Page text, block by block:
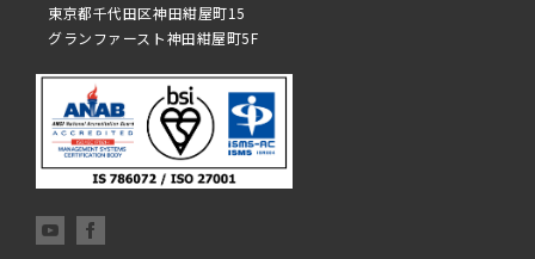
東京都千代田区神田紺屋町15
グランファースト神田紺屋町5F